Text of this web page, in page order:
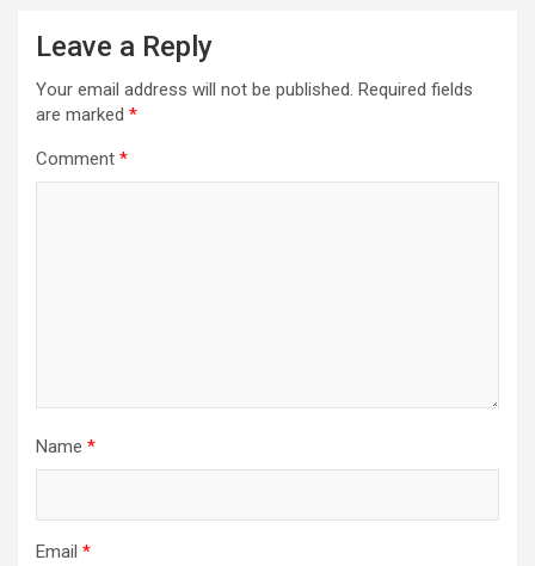
Leave a Reply
Your email address will not be published. Required fields
are marked *
Comment *
Name *
Email *